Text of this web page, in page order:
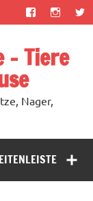
Tiere
Nager,